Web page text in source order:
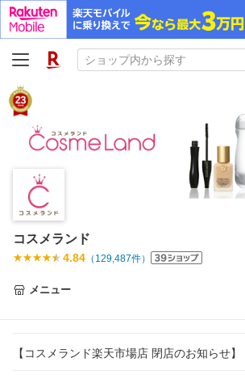
コスメランド
4.84 （ 129,487件）
メニュー
【コスメランド楽天市場店 閉店のお知らせ】